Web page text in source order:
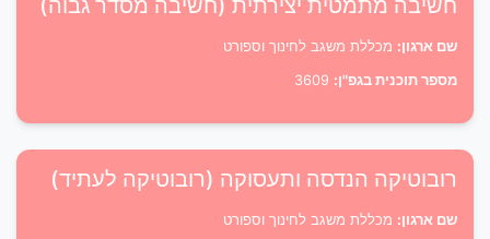
חשיבה מתמטית יצירתית (חשיבה מסדר גבוה)
שם ארגון: מכללת משגב לחינוך וספורט
מספר תוכנית בגפ"ן:
רובוטיקה הנדסה ותעסוקה (רובוטיקה לעתיד)
שם ארגון: מכללת משגב לחינוך וספורט